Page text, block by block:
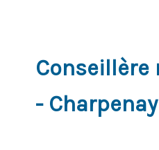
- Charpenay